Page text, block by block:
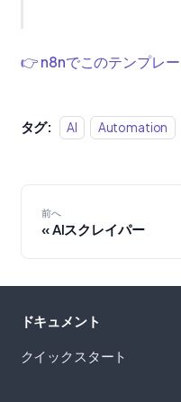
👉 n8nでこのテンプレ
タグ: AI Automation
前へ
AIスクレイパー
ドキュメント
クイックスタート